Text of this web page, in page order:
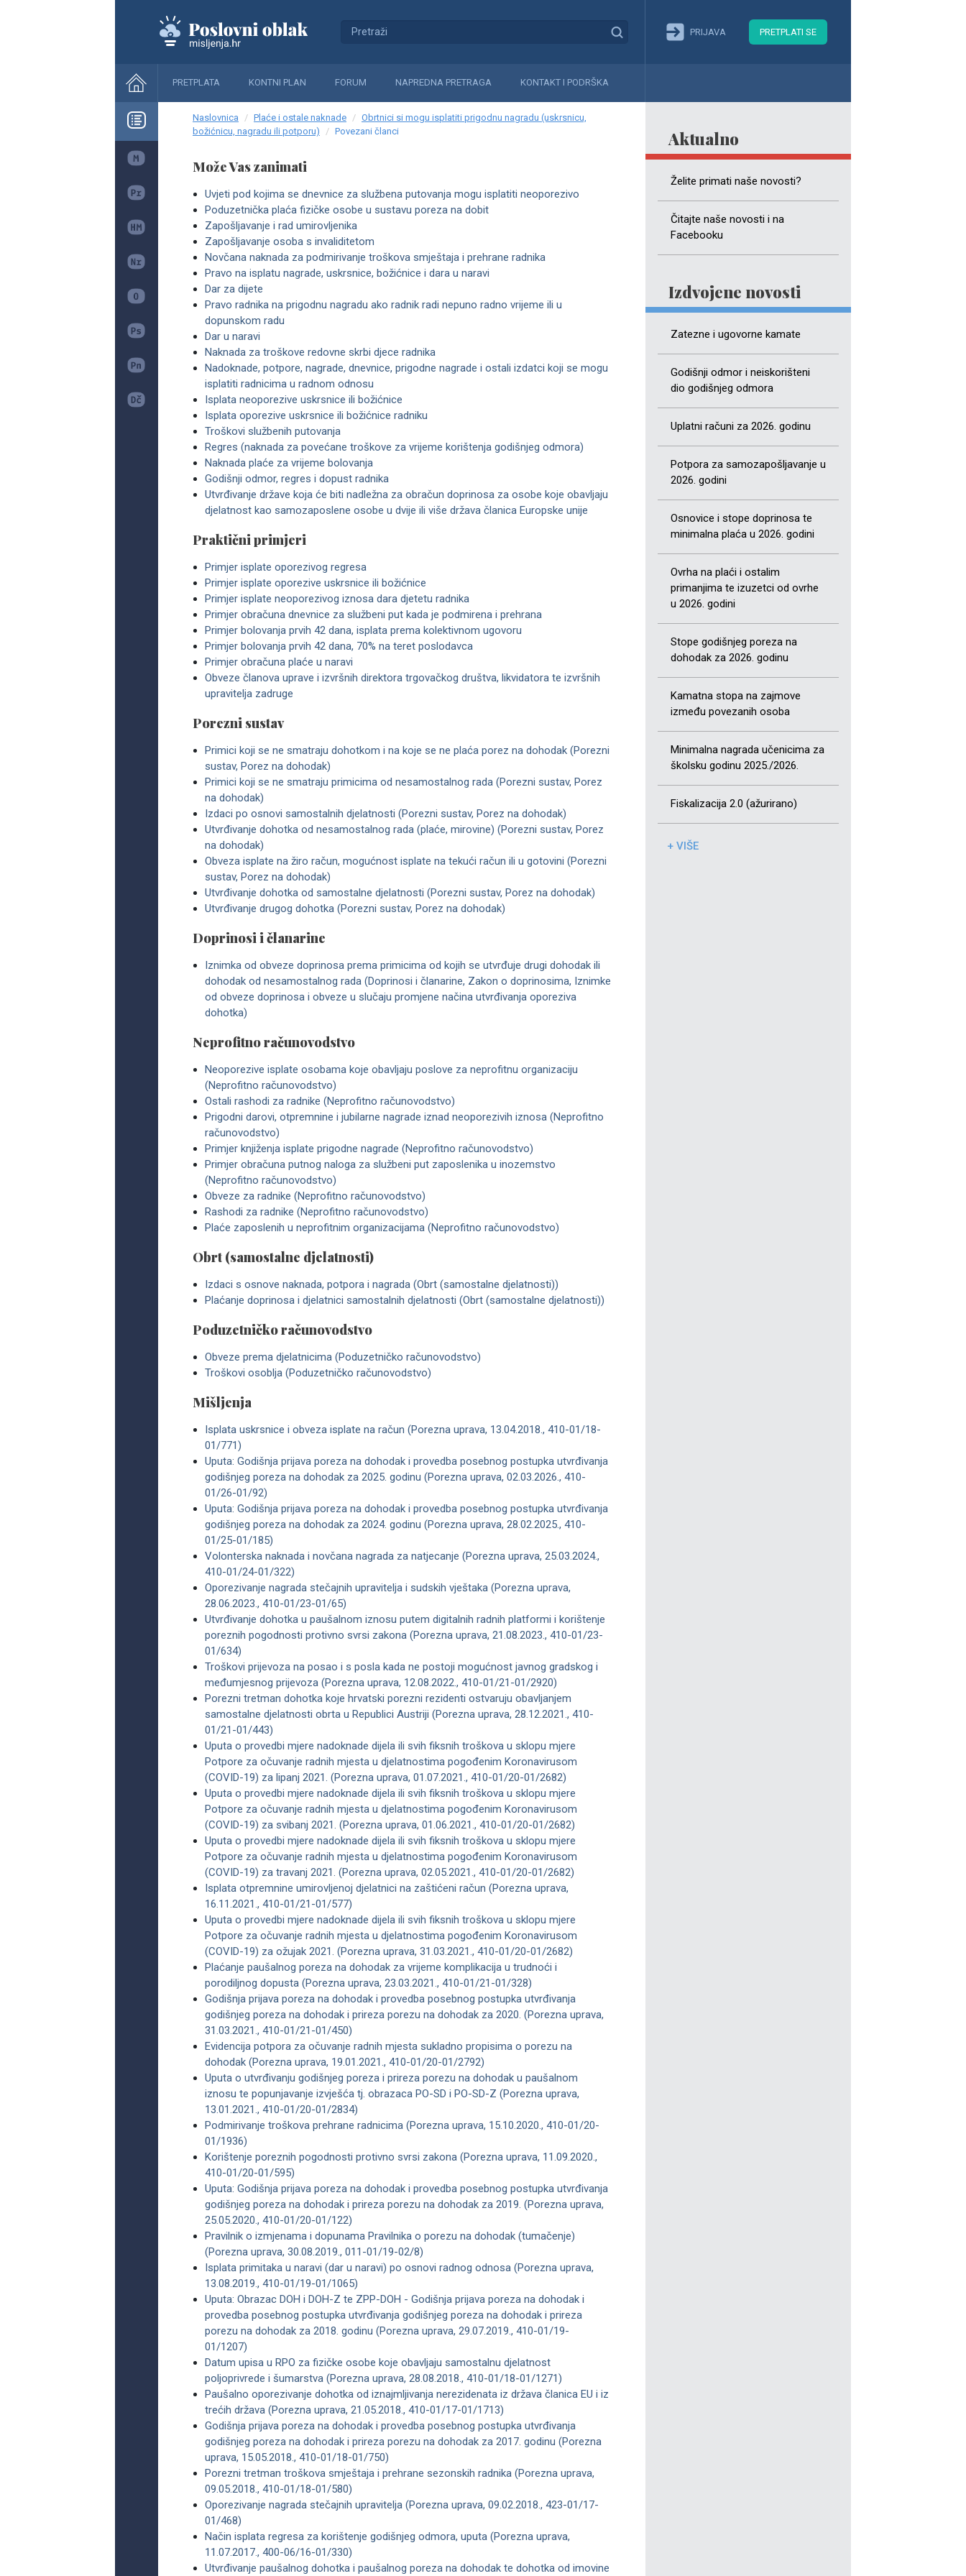
PRIJAVA PRETPLATI SE
PRETPLATA KONTNI PLAN FORUM NAPREDNA PRETRAGA KONTAKT I PODRŠKA
Aktualno
Želite primati naše novosti?
Čitajte naše novosti i na
Facebooku
Izdvojene novosti
Zatezne i ugovorne kamate
Godišnji odmor i neiskorišteni
dio godišnjeg odmora
Uplatni računi za 2026. godinu
Potpora za samozapošljavanje u
2026. godini
Osnovice i stope doprinosa te
minimalna plaća u 2026. godini
Ovrha na plaći i ostalim
primanjima te izuzetci od ovrhe
u 2026. godini
Stope godišnjeg poreza na
dohodak za 2026. godinu
Kamatna stopa na zajmove
između povezanih osoba
Minimalna nagrada učenicima za
školsku godinu 2025./2026.
Fiskalizacija 2.0 (ažurirano)
+ VIŠE
Naslovnica Plaće i ostale naknade
Obrtnici si mogu isplatiti prigodnu nagradu (uskrsnicu,
božićnicu, nagradu ili potporu)
Povezani članci
Može Vas zanimati
Uvjeti pod kojima se dnevnice za službena putovanja mogu isplatiti neoporezivo
Poduzetnička plaća fizičke osobe u sustavu poreza na dobit
Zapošljavanje i rad umirovljenika
Zapošljavanje osoba s invaliditetom
Novčana naknada za podmirivanje troškova smještaja i prehrane radnika
Pravo na isplatu nagrade, uskrsnice, božićnice i dara u naravi
Dar za dijete
Pravo radnika na prigodnu nagradu ako radnik radi nepuno radno vrijeme ili u
dopunskom radu
Dar u naravi
Naknada za troškove redovne skrbi djece radnika
Nadoknade, potpore, nagrade, dnevnice, prigodne nagrade i ostali izdatci koji se mogu
isplatiti radnicima u radnom odnosu
Isplata neoporezive uskrsnice ili božićnice
Isplata oporezive uskrsnice ili božićnice radniku
Troškovi službenih putovanja
Regres (naknada za povećane troškove za vrijeme korištenja godišnjeg odmora)
Naknada plaće za vrijeme bolovanja
Godišnji odmor, regres i dopust radnika
Utvrđivanje države koja će biti nadležna za obračun doprinosa za osobe koje obavljaju
djelatnost kao samozaposlene osobe u dvije ili više država članica Europske unije
Praktični primjeri
Primjer isplate oporezivog regresa
Primjer isplate oporezive uskrsnice ili božićnice
Primjer isplate neoporezivog iznosa dara djetetu radnika
Primjer obračuna dnevnice za službeni put kada je podmirena i prehrana
Primjer bolovanja prvih 42 dana, isplata prema kolektivnom ugovoru
Primjer bolovanja prvih 42 dana, 70% na teret poslodavca
Primjer obračuna plaće u naravi
Obveze članova uprave i izvršnih direktora trgovačkog društva, likvidatora te izvršnih
upravitelja zadruge
Porezni sustav
Primici koji se ne smatraju dohotkom i na koje se ne plaća porez na dohodak (Porezni
sustav, Porez na dohodak)
Primici koji se ne smatraju primicima od nesamostalnog rada (Porezni sustav, Porez
na dohodak)
Izdaci po osnovi samostalnih djelatnosti (Porezni sustav, Porez na dohodak)
Utvrđivanje dohotka od nesamostalnog rada (plaće, mirovine) (Porezni sustav, Porez
na dohodak)
Obveza isplate na žiro račun, mogućnost isplate na tekući račun ili u gotovini (Porezni
sustav, Porez na dohodak)
Utvrđivanje dohotka od samostalne djelatnosti (Porezni sustav, Porez na dohodak)
Utvrđivanje drugog dohotka (Porezni sustav, Porez na dohodak)
Doprinosi i članarine
Iznimka od obveze doprinosa prema primicima od kojih se utvrđuje drugi dohodak ili
dohodak od nesamostalnog rada (Doprinosi i članarine, Zakon o doprinosima, Iznimke
od obveze doprinosa i obveze u slučaju promjene načina utvrđivanja oporeziva
dohotka)
Neprofitno računovodstvo
Neoporezive isplate osobama koje obavljaju poslove za neprofitnu organizaciju
(Neprofitno računovodstvo)
Ostali rashodi za radnike (Neprofitno računovodstvo)
Prigodni darovi, otpremnine i jubilarne nagrade iznad neoporezivih iznosa (Neprofitno
računovodstvo)
Primjer knjiženja isplate prigodne nagrade (Neprofitno računovodstvo)
Primjer obračuna putnog naloga za službeni put zaposlenika u inozemstvo
(Neprofitno računovodstvo)
Obveze za radnike (Neprofitno računovodstvo)
Rashodi za radnike (Neprofitno računovodstvo)
Plaće zaposlenih u neprofitnim organizacijama (Neprofitno računovodstvo)
Obrt (samostalne djelatnosti)
Izdaci s osnove naknada, potpora i nagrada (Obrt (samostalne djelatnosti))
Plaćanje doprinosa i djelatnici samostalnih djelatnosti (Obrt (samostalne djelatnosti))
Poduzetničko računovodstvo
Obveze prema djelatnicima (Poduzetničko računovodstvo)
Troškovi osoblja (Poduzetničko računovodstvo)
Mišljenja
Isplata uskrsnice i obveza isplate na račun (Porezna uprava, 13.04.2018., 410-01/18-
01/771)
Uputa: Godišnja prijava poreza na dohodak i provedba posebnog postupka utvrđivanja
godišnjeg poreza na dohodak za 2025. godinu (Porezna uprava, 02.03.2026., 410-
01/26-01/92)
Uputa: Godišnja prijava poreza na dohodak i provedba posebnog postupka utvrđivanja
godišnjeg poreza na dohodak za 2024. godinu (Porezna uprava, 28.02.2025., 410-
01/25-01/185)
Volonterska naknada i novčana nagrada za natjecanje (Porezna uprava, 25.03.2024.,
410-01/24-01/322)
Oporezivanje nagrada stečajnih upravitelja i sudskih vještaka (Porezna uprava,
28.06.2023., 410-01/23-01/65)
Utvrđivanje dohotka u paušalnom iznosu putem digitalnih radnih platformi i korištenje
poreznih pogodnosti protivno svrsi zakona (Porezna uprava, 21.08.2023., 410-01/23-
01/634)
Troškovi prijevoza na posao i s posla kada ne postoji mogućnost javnog gradskog i
međumjesnog prijevoza (Porezna uprava, 12.08.2022., 410-01/21-01/2920)
Porezni tretman dohotka koje hrvatski porezni rezidenti ostvaruju obavljanjem
samostalne djelatnosti obrta u Republici Austriji (Porezna uprava, 28.12.2021., 410-
01/21-01/443)
Uputa o provedbi mjere nadoknade dijela ili svih fiksnih troškova u sklopu mjere
Potpore za očuvanje radnih mjesta u djelatnostima pogođenim Koronavirusom
(COVID-19) za lipanj 2021. (Porezna uprava, 01.07.2021., 410-01/20-01/2682)
Uputa ​o provedbi mjere nadoknade dijela ili svih fiksnih troškova u sklopu mjere
Potpore za očuvanje radnih mjesta u djelatnostima pogođenim Koronavirusom ​​
(COVID-19) za svibanj 2021. (Porezna uprava, 01.06.2021., 410-01/20-01/2682)
Uputa o provedbi mjere nadoknade dijela ili svih fiksnih troškova u sklopu mjere
Potpore za očuvanje radnih mjesta u djelatnostima pogođenim Koronavirusom
(COVID-19) za travanj 2021. (Porezna uprava, 02.05.2021., 410-01/20-01/2682)
Isplata otpremnine umirovljenoj djelatnici na zaštićeni račun (Porezna uprava,
16.11.2021., 410-01/21-01/577)
Uputa o provedbi mjere nadoknade dijela ili svih fiksnih troškova u sklopu mjere
Potpore za očuvanje radnih mjesta u djelatnostima pogođenim Koronavirusom
(COVID-19) za ožujak 2021. (Porezna uprava, 31.03.2021., 410-01/20-01/2682)
Plaćanje paušalnog poreza na dohodak za vrijeme komplikacija u trudnoći i
porodiljnog dopusta (Porezna uprava, 23.03.2021., 410-01/21-01/328)
Godišnja prijava poreza na dohodak i provedba posebnog postupka utvrđivanja
godišnjeg poreza na dohodak i prireza porezu na dohodak za 2020. (Porezna uprava,
31.03.2021., 410-01/21-01/450)
Evidencija potpora za očuvanje radnih mjesta sukladno propisima o porezu na
dohodak (Porezna uprava, 19.01.2021., 410-01/20-01/2792)
Uputa o utvrđivanju godišnjeg poreza i prireza porezu na dohodak u paušalnom
iznosu te popunjavanje izvješća tj. obrazaca PO-SD i PO-SD-Z (Porezna uprava,
13.01.2021., 410-01/20-01/2834)
Podmirivanje troškova prehrane radnicima (Porezna uprava, 15.10.2020., 410-01/20-
01/1936)
Korištenje poreznih pogodnosti protivno svrsi zakona (Porezna uprava, 11.09.2020.,
410-01/20-01/595)
Uputa: Godišnja prijava poreza na dohodak i provedba posebnog postupka utvrđivanja
godišnjeg poreza na dohodak i prireza porezu na dohodak za 2019. (Porezna uprava,
25.05.2020., 410-01/20-01/122)
Pravilnik o izmjenama i dopunama Pravilnika o porezu na dohodak (tumačenje)
(Porezna uprava, 30.08.2019., 011-01/19-02/8)
Isplata primitaka u naravi (dar u naravi) po osnovi radnog odnosa (Porezna uprava,
13.08.2019., 410-01/19-01/1065)
Uputa: Obrazac DOH i DOH-Z te ZPP-DOH - Godišnja prijava poreza na dohodak i
provedba posebnog postupka utvrđivanja godišnjeg poreza na dohodak i prireza
porezu na dohodak za 2018. godinu (Porezna uprava, 29.07.2019., 410-01/19-
01/1207)
Datum upisa u RPO za fizičke osobe koje obavljaju samostalnu djelatnost
poljoprivrede i šumarstva (Porezna uprava, 28.08.2018., 410-01/18-01/1271)
Paušalno oporezivanje dohotka od iznajmljivanja nerezidenata iz država članica EU i iz
trećih država (Porezna uprava, 21.05.2018., 410-01/17-01/1713)
Godišnja prijava poreza na dohodak i provedba posebnog postupka utvrđivanja
godišnjeg poreza na dohodak i prireza porezu na dohodak za 2017. godinu (Porezna
uprava, 15.05.2018., 410-01/18-01/750)
Porezni tretman troškova smještaja i prehrane sezonskih radnika (Porezna uprava,
09.05.2018., 410-01/18-01/580)
Oporezivanje nagrada stečajnih upravitelja (Porezna uprava, 09.02.2018., 423-01/17-
01/468)
Način isplata regresa za korištenje godišnjeg odmora, uputa (Porezna uprava,
11.07.2017., 400-06/16-01/330)
Utvrđivanje paušalnog dohotka i paušalnog poreza na dohodak te dohotka od imovine